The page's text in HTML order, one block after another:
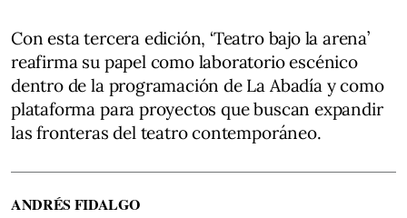
Con esta tercera edición, ‘Teatro bajo la arena’
reafirma su papel como laboratorio escénico
dentro de la programación de La Abadía y como
plataforma para proyectos que buscan expandir
las fronteras del teatro contemporáneo.
ANDRÉS FIDALGO